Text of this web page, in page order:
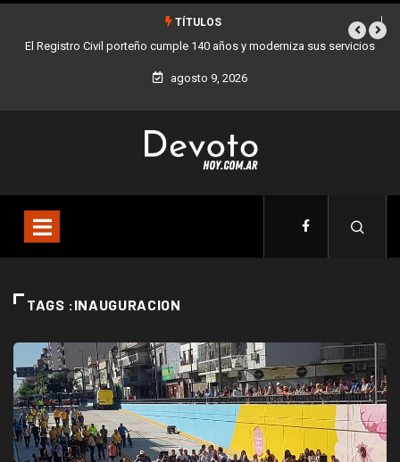
TÍTULOS
El Registro Civil porteño cumple 140 años y moderniza sus servicios
agosto 9, 2026
TAGS :INAUGURACION